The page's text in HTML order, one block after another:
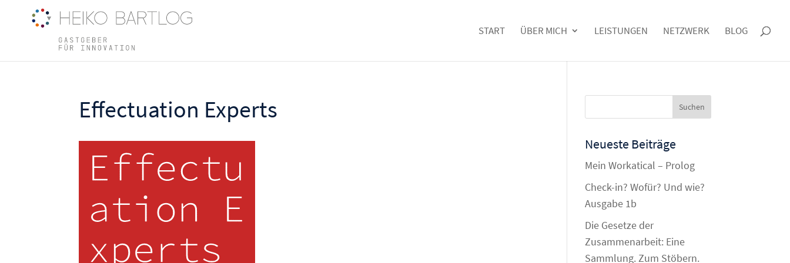
START ÜBER MICH LEISTUNGEN NETZWERK BLOG
Effectuation Experts
Neueste Beiträge
Mein Workatical – Prolog
Check-in? Wofür? Und wie?
Ausgabe 1b
Die Gesetze der
Zusammenarbeit: Eine
Sammlung. Zum Stöbern.